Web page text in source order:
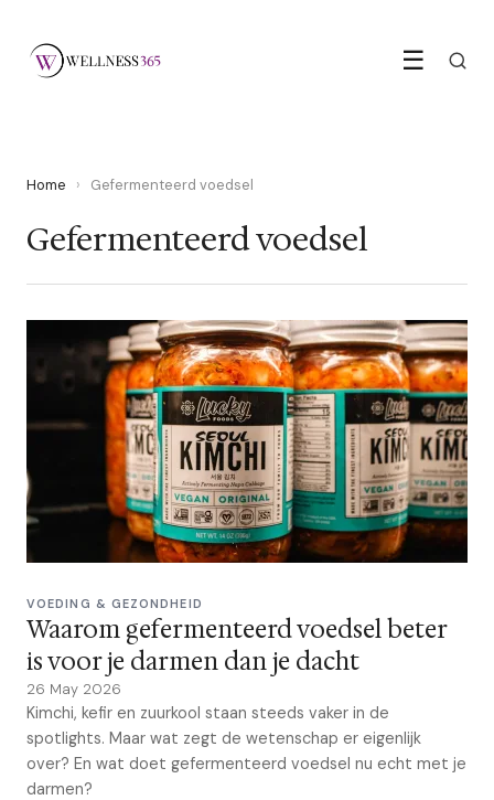
☰
Home › Gefermenteerd voedsel
Gefermenteerd voedsel
VOEDING & GEZONDHEID
Waarom gefermenteerd voedsel beter
is voor je darmen dan je dacht
26 May 2026
Kimchi, kefir en zuurkool staan steeds vaker in de
spotlights. Maar wat zegt de wetenschap er eigenlijk
over? En wat doet gefermenteerd voedsel nu echt met je
darmen?